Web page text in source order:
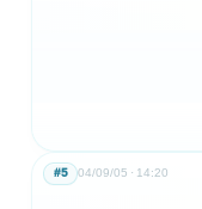
04/09/05 14:20
#5